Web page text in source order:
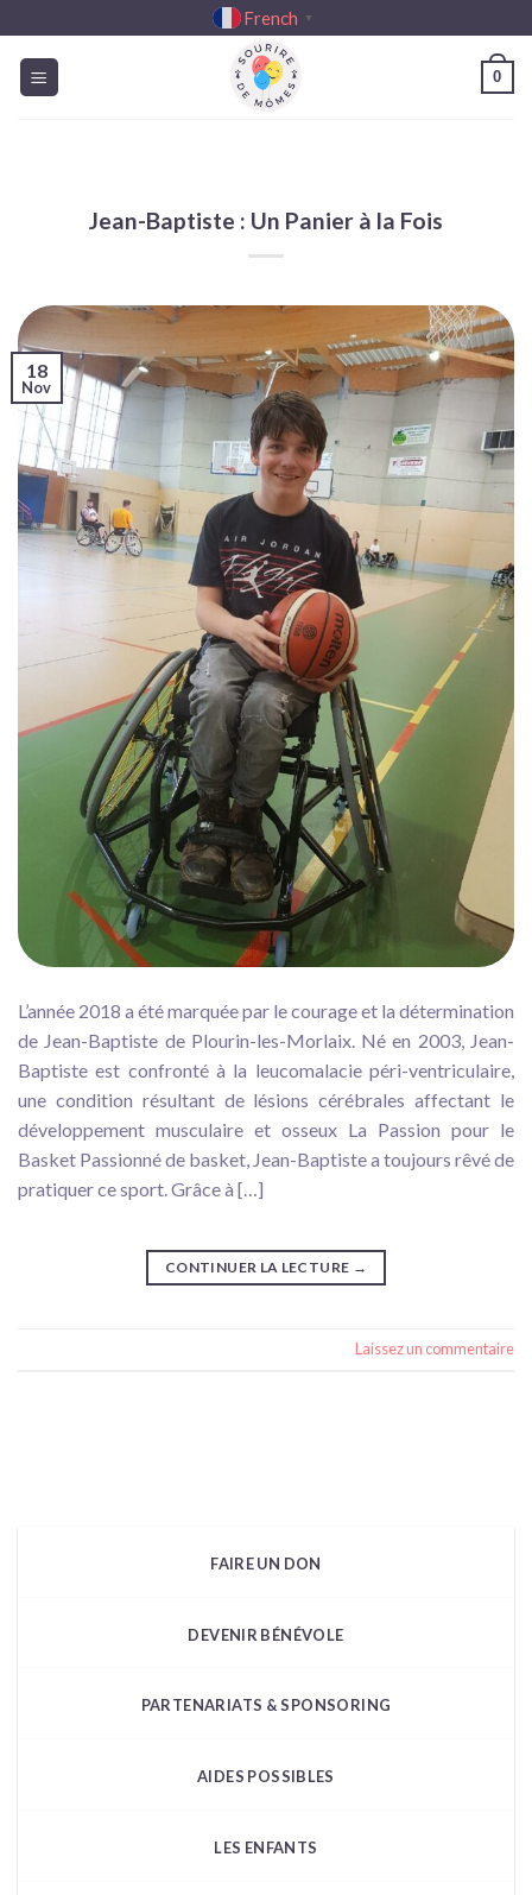
au
contenu
French ▼
0
Jean-Baptiste : Un Panier à la Fois
18
Nov
L’année 2018 a été marquée par le courage et la détermination
de Jean-Baptiste de Plourin-les-Morlaix. Né en 2003, Jean-
Baptiste est confronté à la leucomalacie péri-ventriculaire,
une condition résultant de lésions cérébrales affectant le
développement musculaire et osseux La Passion pour le
Basket Passionné de basket, Jean-Baptiste a toujours rêvé de
pratiquer ce sport. Grâce à […]
CONTINUER LA LECTURE →
Laissez un commentaire
FAIRE UN DON
DEVENIR BÉNÉVOLE
PARTENARIATS & SPONSORING
AIDES POSSIBLES
LES ENFANTS